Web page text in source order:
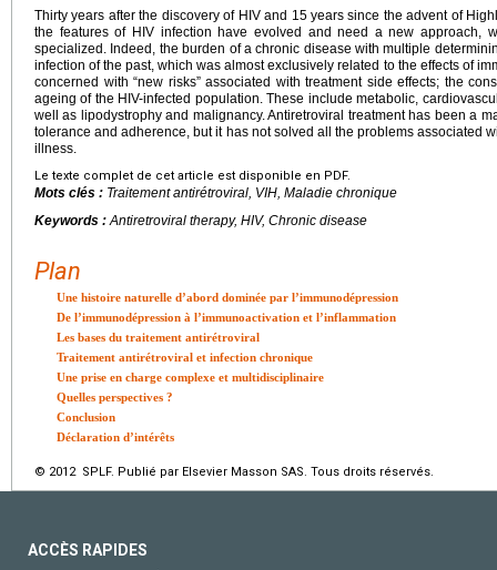
Thirty years after the discovery of HIV and 15 years since the advent of
the features of HIV infection have evolved and need a new approach,
specialized. Indeed, the burden of a chronic disease with multiple
infection of the past, which was almost exclusively related to the effects of
concerned with “new risks” associated with treatment side effects; the
ageing of the HIV-infected population. These include metabolic,
well as lipodystrophy and malignancy. Antiretroviral treatment has been a
tolerance and adherence, but it has not solved all the problems associated
illness.
Le texte complet de cet article est disponible en PDF.
Mots clés : Traitement antirétroviral, VIH, Maladie chronique
Keywords :Antiretroviral therapy, HIV, Chronic disease
Plan
Une histoire naturelle d’abord dominée par l’immunodépression
De l’immunodépression à l’immunoactivation et l’inflammation
Les bases du traitement antirétroviral
Traitement antirétroviral et infection chronique
Une prise en charge complexe et multidisciplinaire
Quelles perspectives ?
Conclusion
Déclaration d’intérêts
© 2012 SPLF. Publié par Elsevier Masson SAS. Tous droits réservés.
ACCÈS RAPIDES